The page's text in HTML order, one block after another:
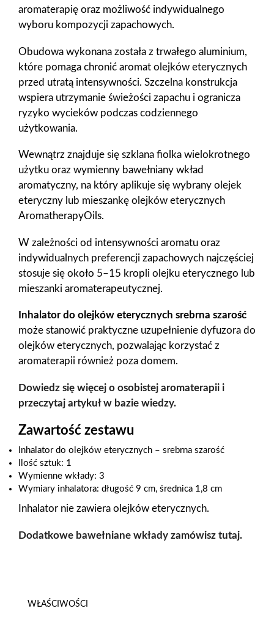
aromaterapię oraz możliwość indywidualnego
wyboru kompozycji zapachowych.
Obudowa wykonana została z trwałego aluminium,
które pomaga chronić aromat olejków eterycznych
przed utratą intensywności. Szczelna konstrukcja
wspiera utrzymanie świeżości zapachu i ogranicza
ryzyko wycieków podczas codziennego
użytkowania.
Wewnątrz znajduje się szklana fiolka wielokrotnego
użytku oraz wymienny bawełniany wkład
aromatyczny, na który aplikuje się wybrany olejek
eteryczny lub mieszankę olejków eterycznych
AromatherapyOils.
W zależności od intensywności aromatu oraz
indywidualnych preferencji zapachowych najczęściej
stosuje się około 5–15 kropli olejku eterycznego lub
mieszanki aromaterapeutycznej.
Inhalator do olejków eterycznych srebrna szarość
może stanowić praktyczne uzupełnienie dyfuzora do
olejków eterycznych, pozwalając korzystać z
aromaterapii również poza domem.
Dowiedz się więcej o osobistej aromaterapii i
przeczytaj artykuł w bazie wiedzy.
Zawartość zestawu
Inhalator do olejków eterycznych – srebrna szarość
Ilość sztuk: 1
Wymienne wkłady: 3
Wymiary inhalatora: długość 9 cm, średnica 1,8 cm
Inhalator nie zawiera olejków eterycznych.
Dodatkowe bawełniane wkłady zamówisz tutaj.
WŁAŚCIWOŚCI